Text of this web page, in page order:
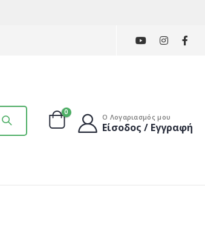
0
Ο Λογαριασμός μου
Είσοδος / Εγγραφή